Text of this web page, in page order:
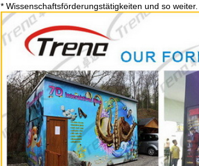
* Wissenschaftsförderungstätigkeiten und so weiter.